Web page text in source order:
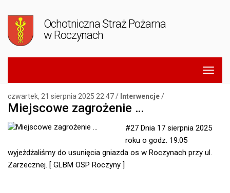
Ochotniczna Straż Pożarna
w Roczynach
czwartek, 21 sierpnia 2025 22:47 / Interwencje/
Miejscowe zagrożenie …
#27 Dnia 17 sierpnia 2025
roku o godz. 19:05
wyjeżdżaliśmy do usunięcia gniazda os w Roczynach przy ul.
Zarzecznej. [ GLBM OSP Roczyny ]